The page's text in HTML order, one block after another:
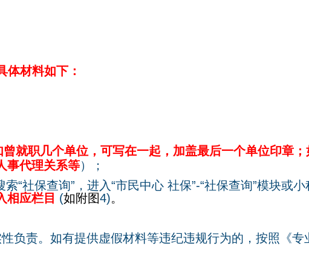
体材料如下：
曾就职几个单位，可写在一起，加盖最后一个单位印章
事代理关系等）；
索“社保查询” ，进入“市民中心 社保”-“社保查询”模块或小
相应栏目 (如附图4)。
负责。 如有提供虚假材料等违纪违规行为的，按照《专